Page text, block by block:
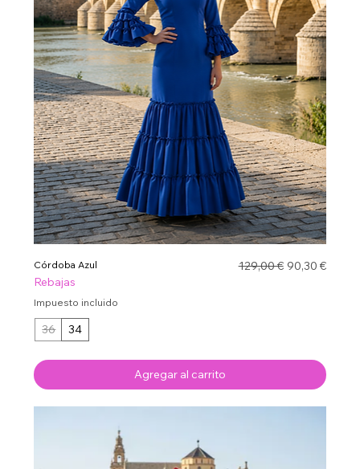
Córdoba Azul Precio
129,00 € Precio de
90,30 €
Rebajas
Impuesto incluido
36 34
Agregar al carrito